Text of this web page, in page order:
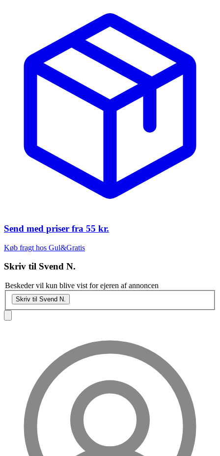
Send med priser fra 55 kr.
Køb fragt hos Gul&Gratis
Skriv til Svend N.
Beskeder vil kun blive vist for ejeren af annoncen
Skriv til Svend N.